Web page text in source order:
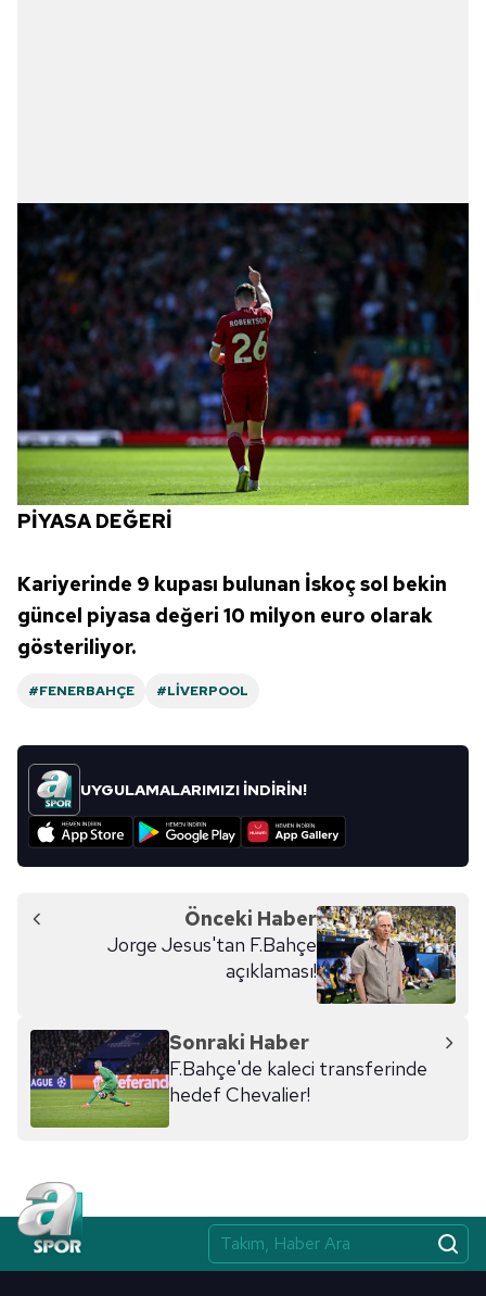
PİYASA DEĞERİ
Kariyerinde 9 kupası bulunan İskoç sol bekin
güncel piyasa değeri 10 milyon euro olarak
gösteriliyor.
#FENERBAHÇE #LIVERPOOL
UYGULAMALARIMIZI İNDİRİN!
Önceki Haber
Jorge Jesus'tan F.Bahçe
açıklaması!
Sonraki Haber
F.Bahçe'de kaleci transferinde
hedef Chevalier!